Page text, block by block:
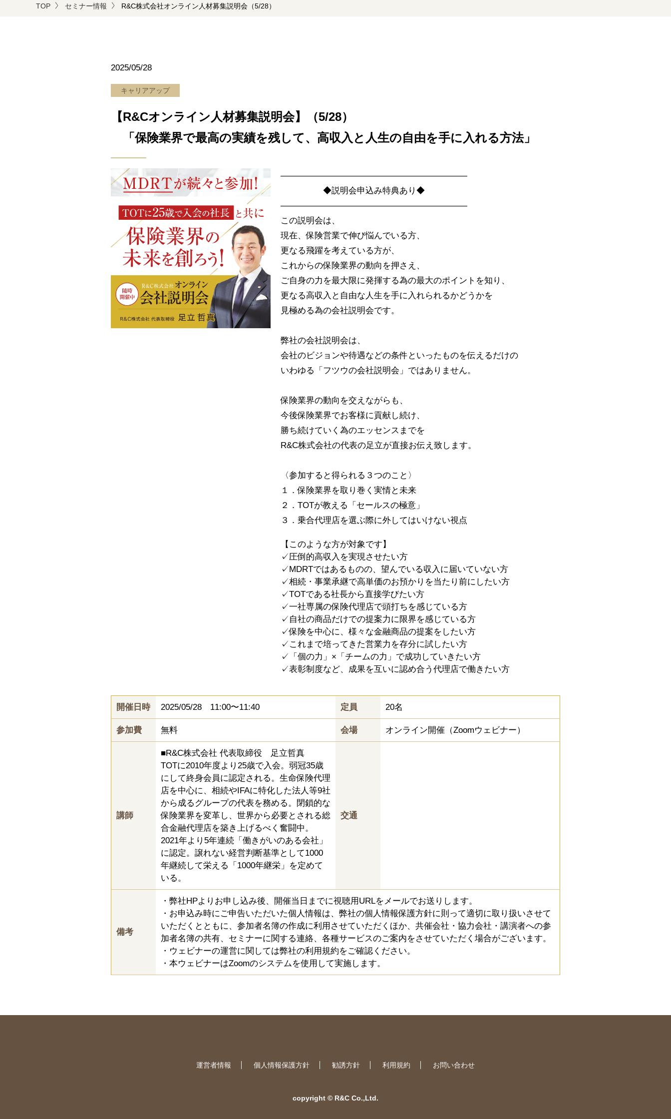
TOP セミナー情報 R&C株式会社オンライン人材募集説明会（5/28）
2025/05/28
キャリアアップ
【R&Cオンライン人材募集説明会】（5/28）
「保険業界で最高の実績を残して、高収入と人生の自由を手に入れる方法」
――――――――――――――――――――――
◆説明会申込み特典あり◆
――――――――――――――――――――――
この説明会は、
現在、保険営業で伸び悩んでいる方、
更なる飛躍を考えている方が、
これからの保険業界の動向を押さえ、
ご自身の力を最大限に発揮する為の最大のポイントを知り、
更なる高収入と自由な人生を手に入れられるかどうかを
見極める為の会社説明会です。
弊社の会社説明会は、
会社のビジョンや待遇などの条件といったものを伝えるだけの
いわゆる「フツウの会社説明会」ではありません。
保険業界の動向を交えながらも、
今後保険業界でお客様に貢献し続け、
勝ち続けていく為のエッセンスまでを
R&C株式会社の代表の足立が直接お伝え致します。
〈参加すると得られる３つのこと〉
１．保険業界を取り巻く実情と未来
２．TOTが教える「セールスの極意」
３．乗合代理店を選ぶ際に外してはいけない視点
【このような方が対象です】
✓圧倒的高収入を実現させたい方
✓MDRTではあるものの、望んでいる収入に届いていない方
✓相続・事業承継で高単価のお預かりを当たり前にしたい方
✓TOTである社長から直接学びたい方
✓一社専属の保険代理店で頭打ちを感じている方
✓自社の商品だけでの提案力に限界を感じている方
✓保険を中心に、様々な金融商品の提案をしたい方
✓これまで培ってきた営業力を存分に試したい方
✓「個の力」×「チームの力」で成功していきたい方
✓表彰制度など、成果を互いに認め合う代理店で働きたい方
開催日時 2025/05/28 11:00〜11:40 定員 20名
参加費 無料 会場 オンライン開催（Zoomウェビナー）
講師
■R&C株式会社 代表取締役 足立哲真
TOTに2010年度より25歳で入会。弱冠35歳
にして終身会員に認定される。生命保険代理
店を中心に、相続やIFAに特化した法人等9社
から成るグループの代表を務める。閉鎖的な
保険業界を変革し、世界から必要とされる総
合金融代理店を築き上げるべく奮闘中。
2021年より5年連続「働きがいのある会社」
に認定。譲れない経営判断基準として1000
年継続して栄える「1000年継栄」を定めて
いる。
交通
備考
・弊社HPよりお申し込み後、開催当日までに視聴用URLをメールでお送りします。
・お申込み時にご申告いただいた個人情報は、弊社の個人情報保護方針に則って適切に取り扱いさせて
いただくとともに、参加者名簿の作成に利用させていただくほか、共催会社・協力会社・講演者への参
加者名簿の共有、セミナーに関する連絡、各種サービスのご案内をさせていただく場合がございます。
・ウェビナーの運営に関しては弊社の利用規約をご確認ください。
・本ウェビナーはZoomのシステムを使用して実施します。
運営者情報 個人情報保護方針 勧誘方針 利用規約 お問い合わせ
copyright © R&C Co.,Ltd.